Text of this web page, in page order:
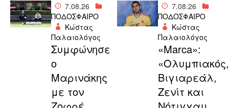
7.08.26
ΠΟΔΟΣΦΑΙΡΟ
Κώστας
Παλαιολόγος
Συμφώνησε
ο
Μαρινάκης
με τον
7.08.26
ΠΟΔΟΣΦΑΙΡΟ
Κώστας
Παλαιολόγος
«Μarca»:
«Ολυμπιακός,
Βιγιαρεάλ,
Ζενίτ και